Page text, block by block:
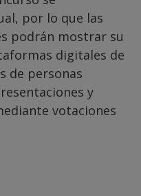
por lo que las
podrán mostrar su
digitales de
de personas
y
votaciones